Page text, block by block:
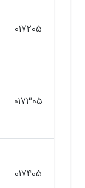
017205
017305
017405